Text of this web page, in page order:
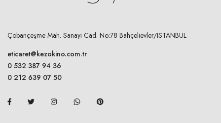
Çobançeşme Mah. Sanayi Cad. No:78 Bahçelievler/ISTANBUL
eticaret@kezokino.com.tr
0 532 387 94 36
0 212 639 07 50